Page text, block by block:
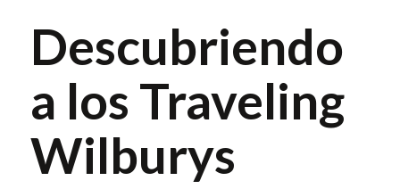
Descubriendo
a los Traveling
Wilburys